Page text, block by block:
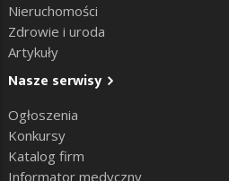
Nieruchomości
Zdrowie i uroda
Artykuły
Nasze serwisy
Ogłoszenia
Konkursy
Katalog firm
Informator medyczny